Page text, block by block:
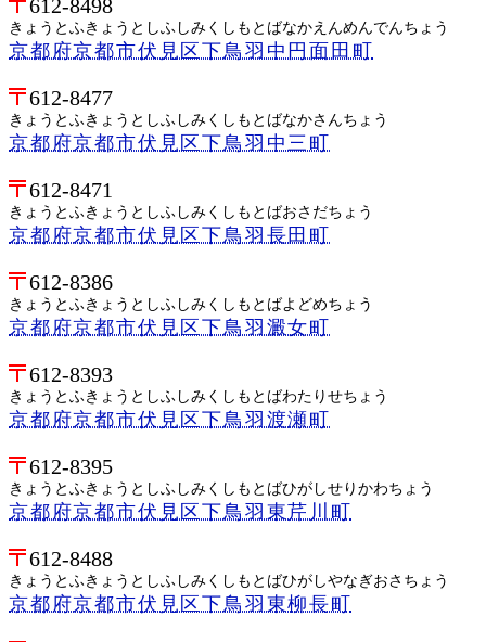
612-8498
きょうとふきょうとしふしみくしもとばなかえんめんでんちょう
京都府京都市伏見区下鳥羽中円面田町
612-8477
きょうとふきょうとしふしみくしもとばなかさんちょう
京都府京都市伏見区下鳥羽中三町
612-8471
きょうとふきょうとしふしみくしもとばおさだちょう
京都府京都市伏見区下鳥羽長田町
612-8386
きょうとふきょうとしふしみくしもとばよどめちょう
京都府京都市伏見区下鳥羽澱女町
612-8393
きょうとふきょうとしふしみくしもとばわたりせちょう
京都府京都市伏見区下鳥羽渡瀬町
612-8395
きょうとふきょうとしふしみくしもとばひがしせりかわちょう
京都府京都市伏見区下鳥羽東芹川町
612-8488
きょうとふきょうとしふしみくしもとばひがしやなぎおさちょう
京都府京都市伏見区下鳥羽東柳長町